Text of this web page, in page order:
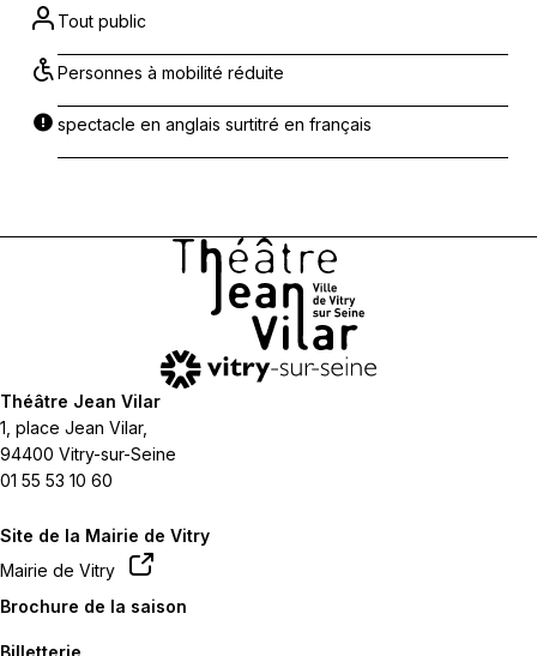
Tout public
Personnes à mobilité réduite
spectacle en anglais surtitré en français
Théâtre Jean Vilar
1, place Jean Vilar,
94400 Vitry-sur-Seine
01 55 53 10 60
Site de la Mairie de Vitry
Mairie de Vitry
Brochure de la saison